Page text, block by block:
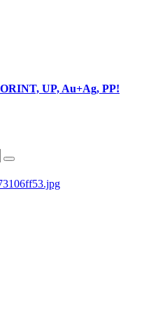
UP, Au+Ag, PP!